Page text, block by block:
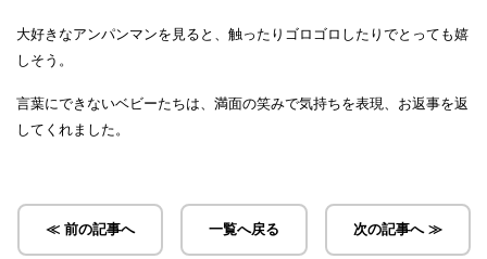
大好きなアンパンマンを見ると、触ったりゴロゴロしたりでとっても嬉
しそう。
言葉にできないベビーたちは、満面の笑みで気持ちを表現、お返事を返
してくれました。
≪ 前の記事へ 一覧へ戻る 次の記事へ ≫